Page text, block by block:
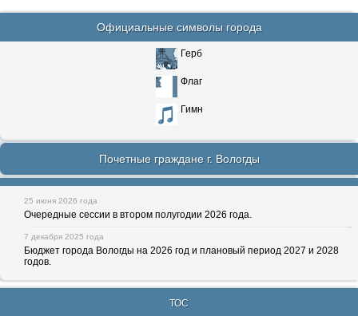
Официальные символы города
Герб
Флаг
Гимн
Почетные граждане г. Вологды
25 июня 2026 года
Очередные сессии в втором полугодии 2026 года.
7 декабря 2025 года
Бюджет города Вологды на 2026 год и плановый период 2027 и 2028
годов.
ТОС